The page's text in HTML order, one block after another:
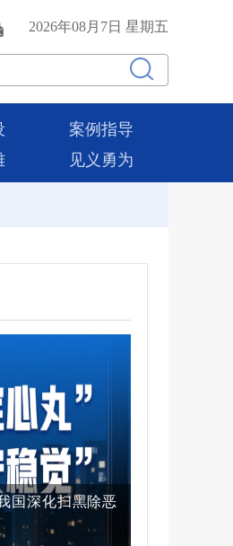
2026年08月7日 星期五
案例指导
见义勇为
国深化扫黑除恶